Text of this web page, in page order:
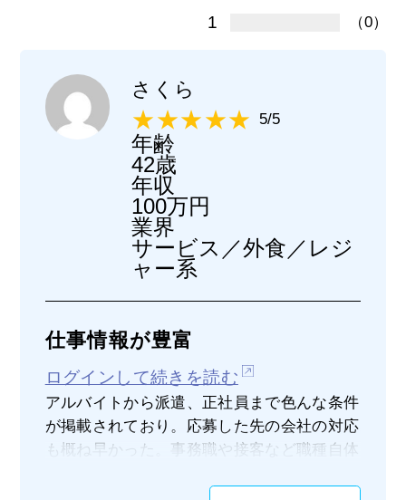
1 （0）
さくら
5/5
年齢
42歳
年収
100万円
業界
サービス／外食／レジ
ャー系
仕事情報が豊富
ログインして続きを読む
アルバイトから派遣、正社員まで色んな条件
が掲載されており。応募した先の会社の対応
も概ね早かった。事務職や接客など職種自体